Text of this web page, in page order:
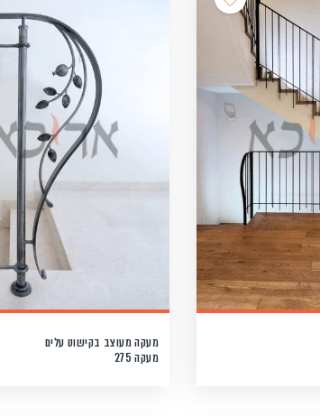
מעקה מעוצב בקישוט עלים
מעקה 275